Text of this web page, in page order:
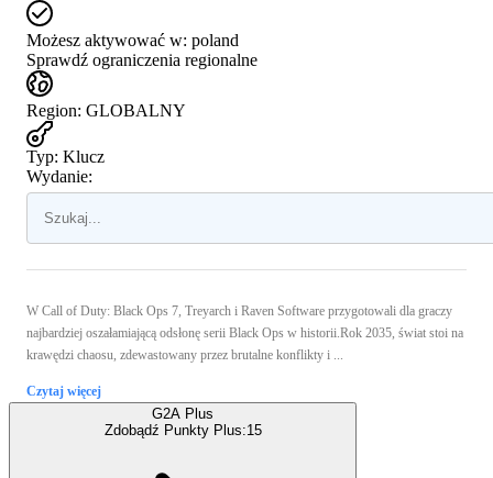
Możesz aktywować w: poland
Sprawdź ograniczenia regionalne
Region: GLOBALNY
Typ: Klucz
Wydanie:
W Call of Duty: Black Ops 7, Treyarch i Raven Software przygotowali dla graczy
najbardziej oszałamiającą odsłonę serii Black Ops w historii.Rok 2035, świat stoi na
krawędzi chaosu, zdewastowany przez brutalne konflikty i ...
Czytaj więcej
G2A Plus
Zdobądź Punkty Plus:15